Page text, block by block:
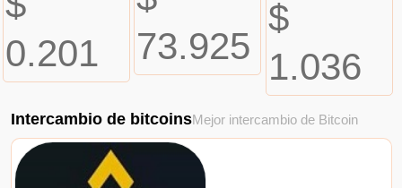
0.201
73.925
$
1.036
Intercambio de bitcoinsMejor intercambio de Bitcoin